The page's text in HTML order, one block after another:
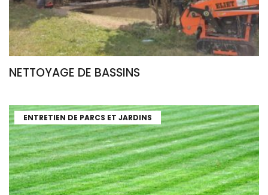
NETTOYAGE DE BASSINS
ENTRETIEN DE PARCS ET JARDINS